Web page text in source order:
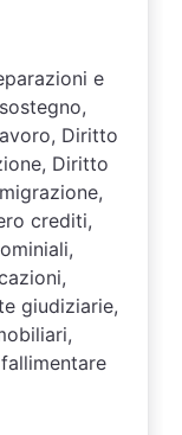
e
Diritto
Diritto
crediti,
giudiziarie,